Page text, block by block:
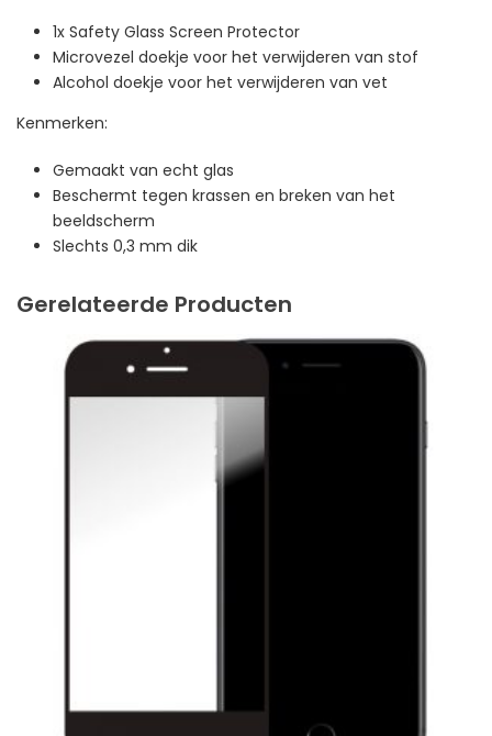
1x Safety Glass Screen Protector
Microvezel doekje voor het verwijderen van stof
Alcohol doekje voor het verwijderen van vet
Kenmerken:
Gemaakt van echt glas
Beschermt tegen krassen en breken van het
beeldscherm
Slechts 0,3 mm dik
Gerelateerde Producten